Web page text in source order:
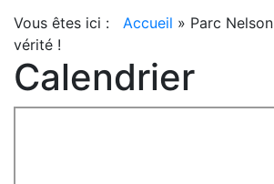
Vous êtes ici : Accueil » Parc
vérité !
Calendrier